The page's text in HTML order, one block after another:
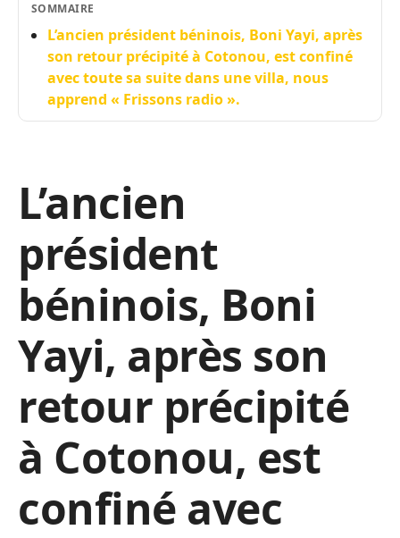
SOMMAIRE
L’ancien président béninois, Boni Yayi, après
son retour précipité à Cotonou, est confiné
avec toute sa suite dans une villa, nous
apprend « Frissons radio ».
L’ancien
président
béninois, Boni
Yayi, après son
retour précipité
à Cotonou, est
confiné avec